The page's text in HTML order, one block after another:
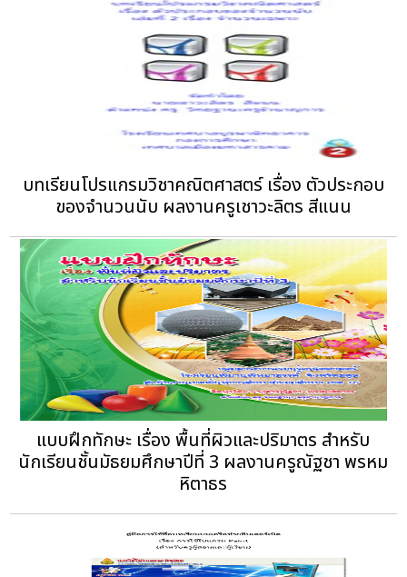
บทเรียนโปรแกรมวิชาคณิตศาสตร์ เรื่อง ตัวประกอบ
ของจำนวนนับ ผลงานครูเชาวะลิตร สีแนน
แบบฝึกทักษะ เรื่อง พื้นที่ผิวและปริมาตร สำหรับ
นักเรียนชั้นมัธยมศึกษาปีที่ 3 ผลงานครูณัฐชา พรหม
หิตาธร